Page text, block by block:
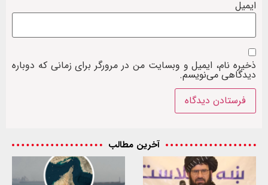
ایمیل
ذخیره نام، ایمیل و وبسایت من در مرورگر برای زمانی که دوباره
دیدگاهی می‌نویسم.
آخرین مطالب